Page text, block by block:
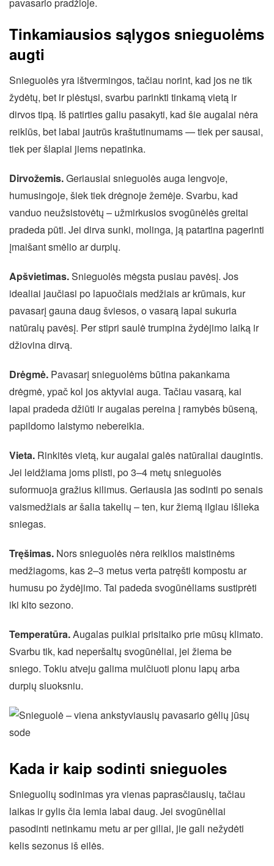
pavasario pradžioje.
Tinkamiausios sąlygos snieguolėms
augti
Snieguolės yra ištvermingos, tačiau norint, kad jos ne tik
žydėtų, bet ir plėstųsi, svarbu parinkti tinkamą vietą ir
dirvos tipą. Iš patirties galiu pasakyti, kad šie augalai nėra
reiklūs, bet labai jautrūs kraštutinumams — tiek per sausai,
tiek per šlapiai jiems nepatinka.
Dirvožemis.Geriausiai snieguolės auga lengvoje,
humusingoje, šiek tiek drėgnoje žemėje. Svarbu, kad
vanduo neužsistovėtų – užmirkusios svogūnėlės greitai
pradeda pūti. Jei dirva sunki, molinga, ją patartina pagerinti
įmaišant smėlio ar durpių.
Apšvietimas.Snieguolės mėgsta pusiau pavėsį. Jos
idealiai jaučiasi po lapuočiais medžiais ar krūmais, kur
pavasarį gauna daug šviesos, o vasarą lapai sukuria
natūralų pavėsį. Per stipri saulė trumpina žydėjimo laiką ir
džiovina dirvą.
Drėgmė. Pavasarį snieguolėms būtina pakankama
drėgmė, ypač kol jos aktyviai auga. Tačiau vasarą, kai
lapai pradeda džiūti ir augalas pereina į ramybės būseną,
papildomo laistymo nebereikia.
Vieta. Rinkitės vietą, kur augalai galės natūraliai daugintis.
Jei leidžiama joms plisti, po 3–4 metų snieguolės
suformuoja gražius kilimus. Geriausia jas sodinti po senais
vaismedžiais ar šalia takelių – ten, kur žiemą ilgiau išlieka
sniegas.
Tręšimas. Nors snieguolės nėra reiklios maistinėms
medžiagoms, kas 2–3 metus verta patręšti kompostu ar
humusu po žydėjimo. Tai padeda svogūnėliams sustiprėti
iki kito sezono.
Temperatūra.Augalas puikiai prisitaiko prie mūsų klimato.
Svarbu tik, kad neperšaltų svogūnėliai, jei žiema be
sniego. Tokiu atveju galima mulčiuoti plonu lapų arba
durpių sluoksniu.
Kada ir kaip sodinti snieguoles
Snieguolių sodinimas yra vienas paprasčiausių, tačiau
laikas ir gylis čia lemia labai daug. Jei svogūnėliai
pasodinti netinkamu metu ar per giliai, jie gali nežydėti
kelis sezonus iš eilės.